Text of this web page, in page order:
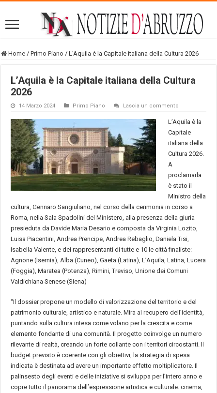
Home / Primo Piano / L’Aquila è la Capitale italiana della Cultura 2026
L’Aquila è la Capitale italiana della Cultura
2026
14 Marzo 2024 Primo Piano Lascia un commento
L’Aquila è la
Capitale
italiana della
Cultura 2026.
A
proclamarla
è stato il
Ministro della
cultura, Gennaro Sangiuliano, nel corso della cerimonia in corso a
Roma, nella Sala Spadolini del Ministero, alla presenza della giuria
presieduta da Davide Maria Desario e composta da Virginia Lozito,
Luisa Piacentini, Andrea Prencipe, Andrea Rebaglio, Daniela Tisi,
Isabella Valente, e dei rappresentanti di tutte e 10 le città finaliste:
Agnone (Isernia), Alba (Cuneo), Gaeta (Latina), L’Aquila, Latina, Lucera
(Foggia), Maratea (Potenza), Rimini, Treviso, Unione dei Comuni
Valdichiana Senese (Siena)
“Il dossier propone un modello di valorizzazione del territorio e del
patrimonio culturale, artistico e naturale. Mira al recupero dell’identità,
puntando sulla cultura intesa come volano per la crescita e come
elemento fondante di una comunità. Il progetto coinvolge un numero
rilevante di realtà, creando un forte collante con i territori circostanti. Il
budget previsto è coerente con gli obiettivi, la strategia di spesa
indicata è destinata ad avere un importante effetto moltiplicatore. Il
palinsesto degli eventi e delle iniziative si sviluppa per l’intero anno e
copre tutto il panorama dell’espressione artistica e culturale: cinema,